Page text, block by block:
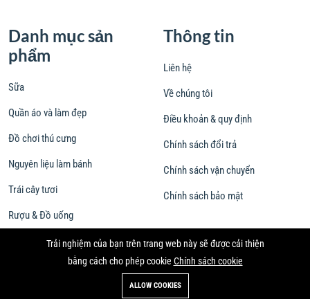
Danh mục sản
phẩm
Sữa
Quần áo và làm đẹp
Đồ chơi thú cưng
Nguyên liệu làm bánh
Trái cây tươi
Rượu & Đồ uống
Thông tin
Liên hệ
Về chúng tôi
Điều khoản & quy định
Chính sách đổi trả
Chính sách vận chuyển
Chính sách bảo mật
Trải nghiệm của bạn trên trang web này sẽ được cải thiện
bằng cách cho phép cookie Chính sách cookie
ALLOW COOKIES